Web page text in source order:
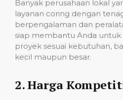
Banyak perusahaan lokal
layanan coring dengan
berpengalaman dan
siap membantu Anda untuk
proyek sesuai kebutuhan,
kecil maupun besar.
2.Harga